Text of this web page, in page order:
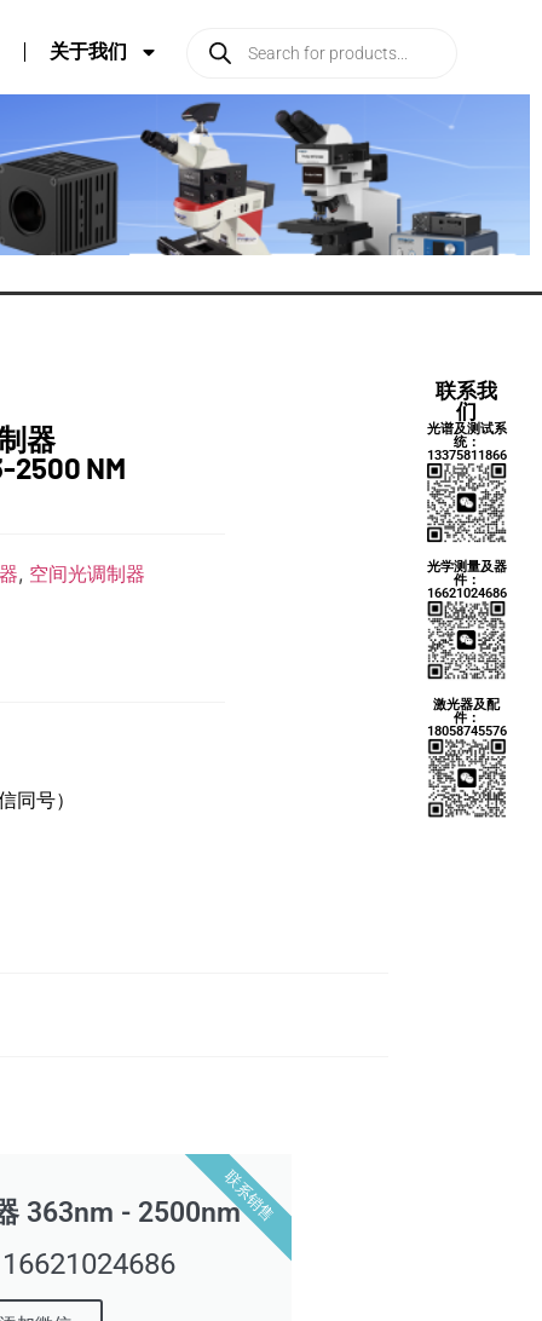
关于我们
联系我
们
光谱及测试系
统：
13375811866
光学测量及器
件：
16621024686
激光器及配
件：
18058745576
器
2500 NM
, 空间光调制器
同号）
363nm - 2500nm联系销售